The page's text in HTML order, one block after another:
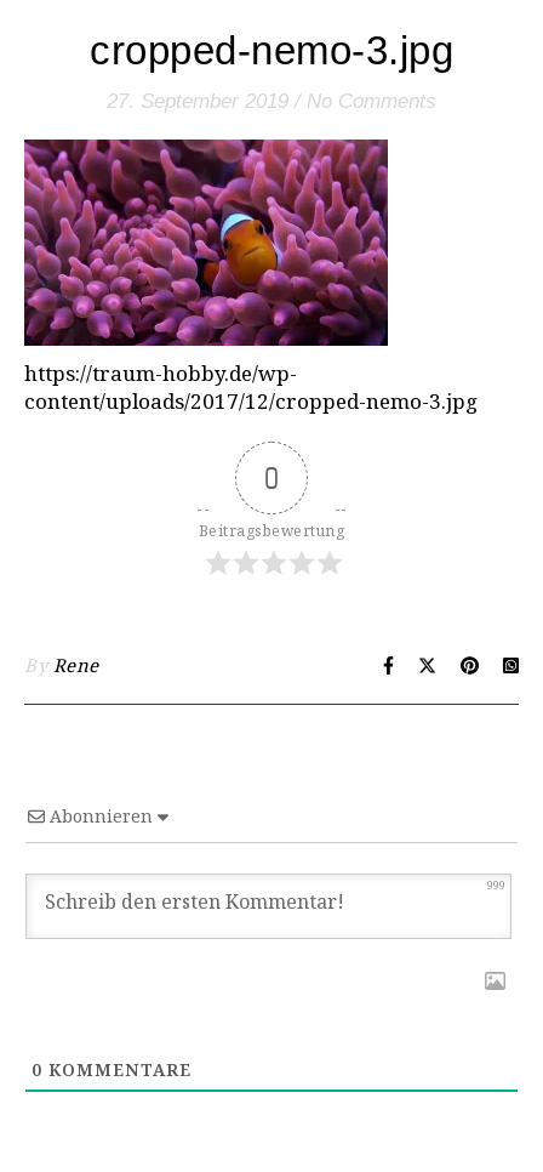
cropped-nemo-3.jpg
27. September 2019 / No Comments
https://traum-hobby.de/wp-
content/uploads/2017/12/cropped-nemo-3.jpg
0
Beitragsbewertung
ByRene
Abonnieren
999
0 KOMMENTARE